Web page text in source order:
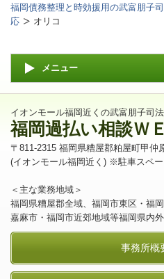
福岡債務整理と時効援用の武富朋子
応
オリコ
メニュー
イオンモール福岡近くの武富朋子司
福岡過払い相談Ｗ
〒811-2315 福岡県糟屋郡粕屋町甲仲
(イオンモール福岡近く) ※駐車スペー
＜主な業務地域＞
福岡県糟屋郡全域、福岡市東区・福
嘉麻市・福岡市近郊地域等福岡県内外
事務所概